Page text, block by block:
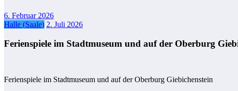
6. Februar 2026
Halle (Saale) 2. Juli 2026
Ferienspiele im Stadtmuseum und auf der Oberburg
Ferienspiele im Stadtmuseum und auf der Oberburg Giebichenstein